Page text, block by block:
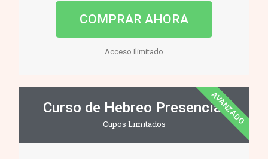
COMPRAR AHORA
Acceso Ilimitado
Curso de Hebreo Presencial
Cupos Limitados AVANZADO